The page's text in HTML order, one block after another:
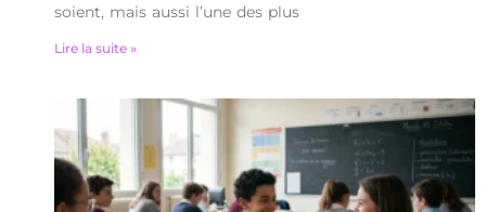
soient, mais aussi l’une des plus
Lire la suite »